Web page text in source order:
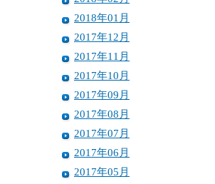
2018年01月
2017年12月
2017年11月
2017年10月
2017年09月
2017年08月
2017年07月
2017年06月
2017年05月